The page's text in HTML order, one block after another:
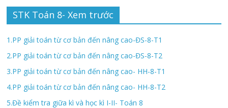
STK Toán 8- Xem trước
1.PP giải toán từ cơ bản đến nâng cao-ĐS-8-T1
2.PP giải toán từ cơ bản đến nâng cao-ĐS-8-T2
3.PP giải toán từ cơ bản đến nâng cao- HH-8-T1
4.PP giải toán từ cơ bản đến nâng cao- HH-8-T2
5.Đề kiểm tra giữa kì và học kì I-II- Toán 8